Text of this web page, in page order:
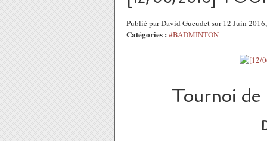
Publié par David Gueudet sur 12 Juin
Catégories : #BADMINTON
Tournoi de